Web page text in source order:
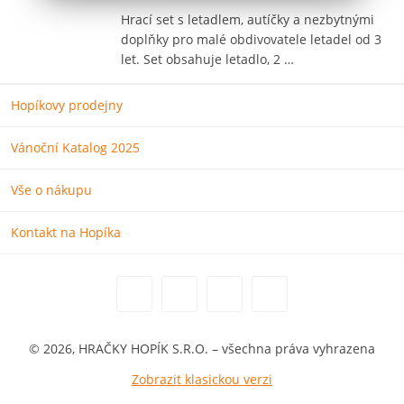
Hrací set s letadlem, autíčky a nezbytnými
doplňky pro malé obdivovatele letadel od 3
let. Set obsahuje letadlo, 2 …
Hopíkovy prodejny
Vánoční Katalog 2025
Vše o nákupu
Kontakt na Hopíka
© 2026, HRAČKY HOPÍK S.R.O. – všechna práva vyhrazena
Zobrazit klasickou verzi